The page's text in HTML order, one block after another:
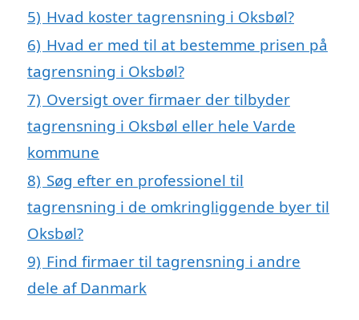
5) Hvad koster tagrensning i Oksbøl?
6) Hvad er med til at bestemme prisen på
tagrensning i Oksbøl?
7) Oversigt over firmaer der tilbyder
tagrensning i Oksbøl eller hele Varde
kommune
8) Søg efter en professionel til
tagrensning i de omkringliggende byer til
Oksbøl?
9) Find firmaer til tagrensning i andre
dele af Danmark